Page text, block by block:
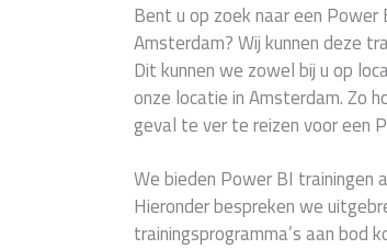
Bent u op zoek naar een Power
Amsterdam? Wij kunnen deze
Dit kunnen we zowel bij u op
onze locatie in Amsterdam. Zo
geval te ver te reizen voor een
We bieden Power BI trainingen
Hieronder bespreken we
trainingsprogramma’s aan bod